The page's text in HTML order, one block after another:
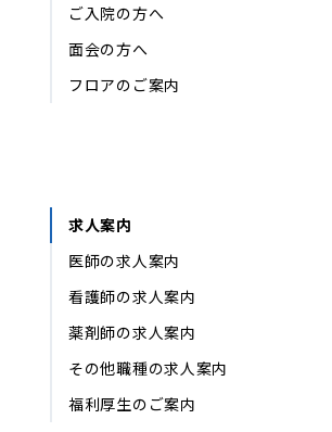
ご入院の方へ
面会の方へ
フロアのご案内
求人案内
医師の求人案内
看護師の求人案内
薬剤師の求人案内
その他職種の求人案内
福利厚生のご案内